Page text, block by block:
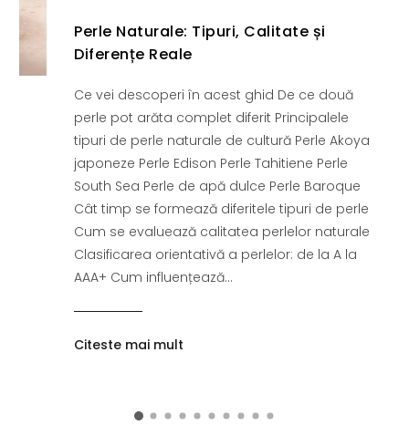
Perle Naturale: Tipuri, Calitate și
Diferențe Reale
Ce vei descoperi în acest ghid De ce două
perle pot arăta complet diferit Principalele
tipuri de perle naturale de cultură Perle Akoya
japoneze Perle Edison Perle Tahitiene Perle
South Sea Perle de apă dulce Perle Baroque
Cât timp se formează diferitele tipuri de perle
Cum se evaluează calitatea perlelor naturale
Clasificarea orientativă a perlelor: de la A la
AAA+ Cum influențează...
Citeste mai mult